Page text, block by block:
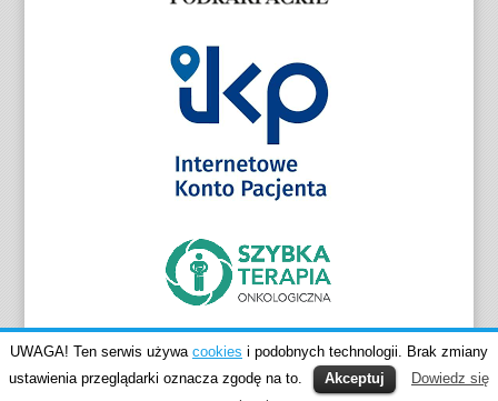
UWAGA! Ten serwis używa cookies i podobnych technologii. Brak zmiany
ustawienia przeglądarki oznacza zgodę na to.
Akceptuj
Dowiedz się